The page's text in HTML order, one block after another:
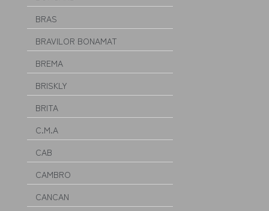
BRAS
BRAVILOR BONAMAT
BREMA
BRISKLY
BRITA
C.M.A
CAB
CAMBRO
CANCAN